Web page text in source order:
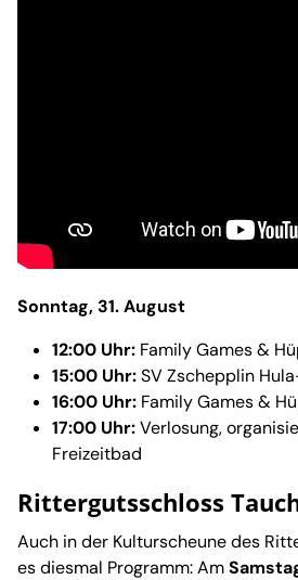
Sonntag, 31. August
12:00 Uhr: Family Games &
15:00 Uhr:SV Zschepplin
16:00 Uhr: Family Games &
17:00 Uhr:Verlosung,
Freizeitbad
Rittergutsschloss
Auch in der Kulturscheune des
es diesmal Programm: Am